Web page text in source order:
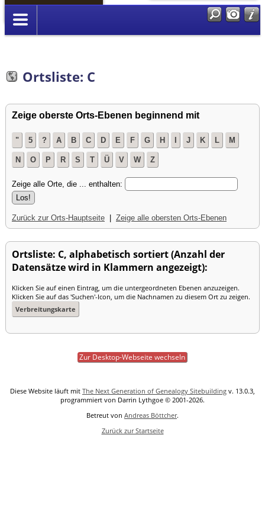
Anmelden
Ortsliste: C
Zeige oberste Orts-Ebenen beginnend mit
" 5 ? A B C D E F G H I J K L M
N O P R S T Ü V W Z
Zeige alle Orte, die ... enthalten:
Zurück zur Orts-Hauptseite Zeige alle obersten Orts-Ebenen
Ortsliste: C, alphabetisch sortiert (Anzahl der
Datensätze wird in Klammern angezeigt):
Klicken Sie auf einen Eintrag, um die untergeordneten Ebenen anzuzeigen.
Klicken Sie auf das 'Suchen'-Icon, um die Nachnamen zu diesem Ort zu zeigen.
Verbreitungskarte
Zur Desktop-Webseite wechseln
Diese Website läuft mit The Next Generation of Genealogy Sitebuilding v. 13.0.3,
programmiert von Darrin Lythgoe © 2001-2026.
Betreut von Andreas Böttcher.
Zurück zur Startseite